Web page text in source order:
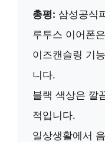
총평: 삼성공식
루투스 이어폰은
이즈캔슬링 기
니다.
블랙 색상은 깔
적입니다.
일상생활에서